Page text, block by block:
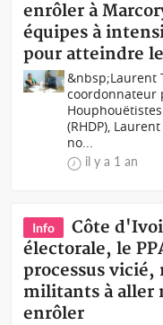
enrôler à
équipes à
pour atteindre
&nbsp;Laurent
coordonnateur
(RHDP),
no...
il y a 1 an
Info
Côte
électorale, le
processus vicié,
militants à aller
enrôler